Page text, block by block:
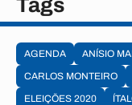
Tags
AGENDA ANÍSIO
CARLOS MONTEIRO
ELEIÇÕES 2020